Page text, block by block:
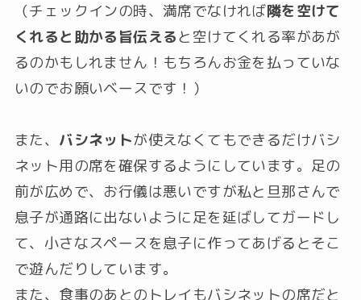
（チェックインの時、満席でなければ隣を空けて
くれると助かる旨伝えると空けてくれる率があが
るのかもしれません！もちろんお金を払っていな
いのでお願いベースです！）
また、 バシネットが使えなくてもできるだけバシ
ネット用の席を確保するようにしています。足の
前が広めで、お行儀は悪いですが私と旦那さんで
息子が通路に出ないように足を延ばしてガードし
て、小さなスペースを息子に作ってあげるとそこ
で遊んだりしています。
また、食事のあとのトレイもバシネットの席だと